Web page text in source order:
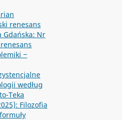
renesans
Gdańska: Nr
‒
według
Teka
Filozofia